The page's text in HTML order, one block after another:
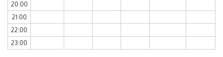
20:00
21:00
22:00
23:00